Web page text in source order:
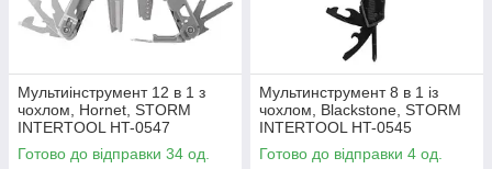
Мультиінструмент 12 в 1 з
чохлом, Hornet, STORM
INTERTOOL HT-0547
Готово до відправки 34 од.
Мультинструмент 8 в 1 із
чохлом, Blackstone, STORM
INTERTOOL HT-0545
Готово до відправки 4 од.